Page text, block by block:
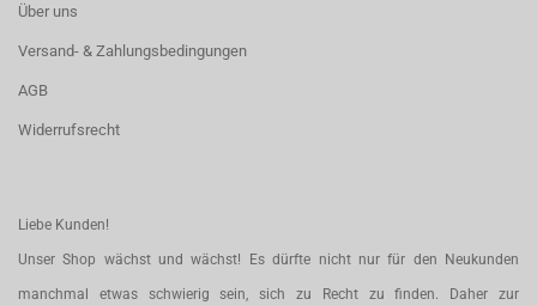
Über uns
Versand- & Zahlungsbedingungen
AGB
Widerrufsrecht
Liebe Kunden!
Unser Shop wächst und wächst! Es dürfte nicht nur für den Neukunden
manchmal etwas schwierig sein, sich zu Recht zu finden. Daher zur